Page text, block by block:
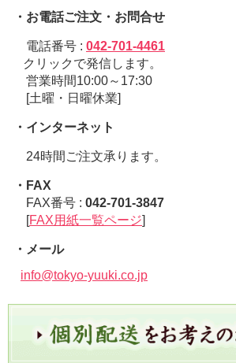
・お電話ご注文・お問合せ
電話番号 : 042-701-4461
クリックで発信します。
営業時間10:00～17:30
[土曜・日曜休業]
・インターネット
24時間ご注文承ります。
・FAX
FAX番号 : 042-701-3847
[FAX用紙一覧ページ]
・メール
info@tokyo-yuuki.co.jp